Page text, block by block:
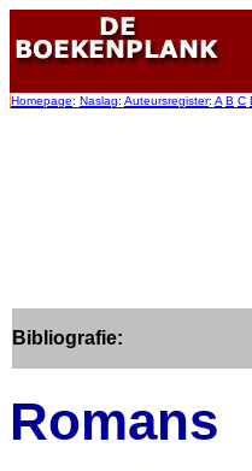
Homepage: Naslag: Auteursregister: A B C
Bibliografie:
Romans